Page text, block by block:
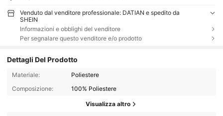
Venduto dal venditore professionale: DATIAN e spedito da
SHEIN
Informazioni e obblighi del venditore
Per segnalare questo venditore e/o prodotto
Dettagli Del Prodotto
Materiale:
Poliestere
Composizione:
100% Poliestere
Visualizza altro